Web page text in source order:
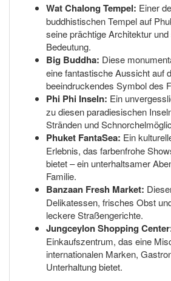
Wat Chalong Tempel: Einer
buddhistischen Tempel auf
seine prächtige Architektur
Bedeutung.
Big Buddha: Diese
eine fantastische Aussicht auf
beeindruckendes Symbol des
Phi Phi Inseln: Ein
zu diesen paradiesischen
Stränden und
Phuket FantaSea: Ein
Erlebnis, das farbenfrohe
bietet – ein unterhaltsamer
Familie.
Banzaan Fresh Market:
Delikatessen, frisches Obst
leckere Straßengerichte.
Jungceylon Shopping
Einkaufszentrum, das eine
internationalen Marken,
Unterhaltung bietet.